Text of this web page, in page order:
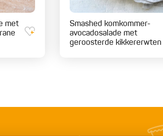
met
Smashed komkommer-
avocadosalade met
geroosterde kikkererwten